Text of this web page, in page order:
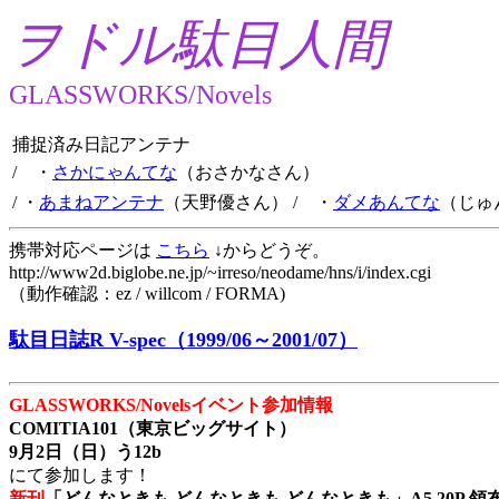
ヲドル駄目人間
GLASSWORKS/Novels
捕捉済み日記アンテナ
/ ・ さかにゃんてな （おさかなさん）
/ ・ あまねアンテナ （天野優さん） / ・ ダメあんてな （じ
携帯対応ページは こちら ↓からどうぞ。
http://www2d.biglobe.ne.jp/~irreso/neodame/hns/i/index.cgi
（動作確認：ez / willcom / FORMA)
駄目日誌R V-spec（1999/06～2001/07）
GLASSWORKS/Novelsイベント参加情報
COMITIA101（東京ビッグサイト）
9月2日（日）う12b
にて参加します！